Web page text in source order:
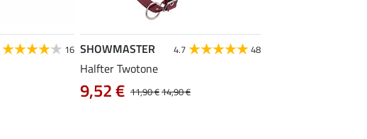
16 SHOWMASTER 4.7 48
Halfter Twotone
11,90 €14,90 €
9,52 €